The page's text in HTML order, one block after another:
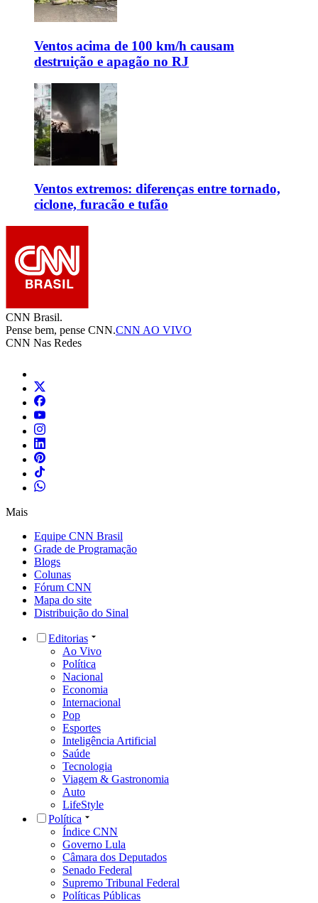
Ventos acima de 100 km/h causam
destruição e apagão no RJ
Ventos extremos: diferenças entre tornado,
ciclone, furacão e tufão
CNN Brasil.
Pense bem, pense CNN.CNN AO VIVO
CNN Nas Redes
Mais
Equipe CNN Brasil
Grade de Programação
Blogs
Colunas
Fórum CNN
Mapa do site
Distribuição do Sinal
Editorias
Ao Vivo
Política
Nacional
Economia
Internacional
Pop
Esportes
Inteligência Artificial
Saúde
Tecnologia
Viagem & Gastronomia
Auto
LifeStyle
Política
Índice CNN
Governo Lula
Câmara dos Deputados
Senado Federal
Supremo Tribunal Federal
Políticas Públicas